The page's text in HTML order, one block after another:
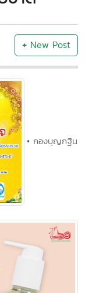
+New Post
• กองบุญกฐิน